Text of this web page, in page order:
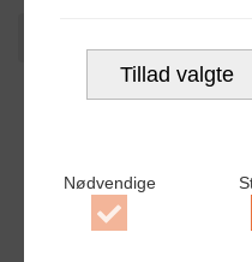
Tillad valgte
Nødvendige
NYE